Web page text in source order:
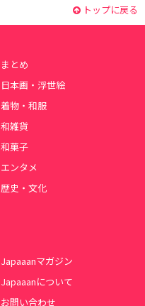
トップに戻る
まとめ
日本画・浮世絵
着物・和服
和雑貨
和菓子
エンタメ
歴史・文化
Japaaanマガジン
Japaaanについて
お問い合わせ